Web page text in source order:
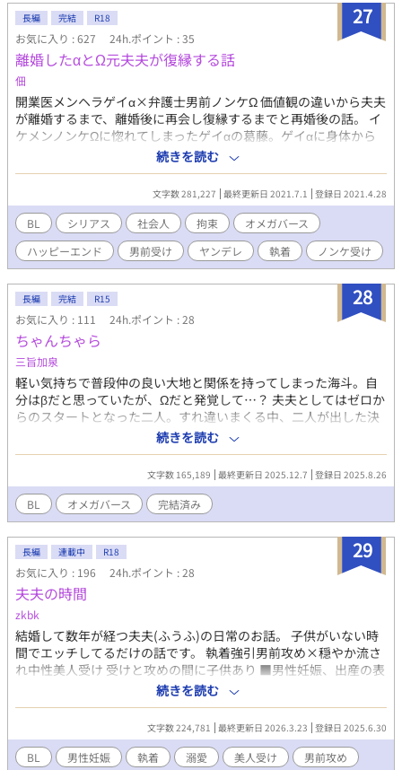
————————————————— 2026.05.13 アルファポリス
ガイドラインを見直して、閲覧範囲を変更しました 2026.07.26 R-
18の連載を開始しました！
https://www.alphapolis.co.jp/novel/55677031/603073797
27
長編 完結 R18
お気に入り : 627 24h.ポイント : 35
離婚したαとΩ元夫夫が復縁する話
佃
開業医メンヘラゲイα×弁護士男前ノンケΩ 価値観の違いから夫夫
が離婚するまで、離婚後に再会し復縁するまでと再婚後の話。 イ
ケメンノンケΩに惚れてしまったゲイαの葛藤。ゲイαに身体から
先に堕とされてしまったイケメンノンケΩの受難。 オメガバース
BL 本編完結済み 男同士の結婚OK,夫婦別姓OK、Ωへの差別はそこ
まで酷くはない社会。 本編には妊娠、出産表現、運命の番設定は
ありません。※ヤンデレ編２には妊娠表現あり。 本編は攻め視点
です。 攻めヤンデレ化ルートあり。全てハッピーエンド。 執着攻
め/ヤンデレ攻め/メンヘラ攻め/イケメン受け/ノンケ受け/無理矢
理/リーマン/男前受け/完結/ハッピーエンド/電気責め
続きを読む
文字数 281,227 最終更新日 2021.7.1 登録日 2021.4.28
BL シリアス 社会人 拘束
オメガバース
ハッピーエンド
男前受け ヤンデレ 執着 ノンケ受け
28
長編 完結 R15
お気に入り : 111 24h.ポイント : 28
ちゃんちゃら
三旨加泉
軽い気持ちで普段仲の良い大地と関係を持ってしまった海斗。自
分はβだと思っていたが、Ωだと発覚して…？ 夫夫としてはゼロか
らのスタートとなった二人。すれ違いまくる中、二人が出した決
断はー。 ビター色の強いオメガバースラブロマンス。
続きを読む
文字数 165,189 最終更新日 2025.12.7 登録日 2025.8.26
BL オメガバース 完結済み
29
長編 連載中 R18
お気に入り : 196 24h.ポイント : 28
夫夫の時間
zkbk
結婚して数年が経つ夫夫(ふうふ)の日常のお話。 子供がいない時
間でエッチしてるだけの話です。 執着強引男前攻め×穏やか流さ
れ中性美人受け 受けと攻めの間に子供あり ■男性妊娠、出産の表
現あり 男性でも妊娠できる人や女性でも妊娠させることが出来る
人、どちらの生殖機能も持っている人が居る世界。 Ⅰ型▶︎体の性
別と生殖機能が一致 Ⅱ型▶︎体の性別と生殖機能が逆 Ⅲ型▶︎男女ど
ちらの生殖機能も持っている
続きを読む
文字数 224,781 最終更新日 2026.3.23 登録日 2025.6.30
BL 男性妊娠 執着 溺愛 美人受け
男前攻め